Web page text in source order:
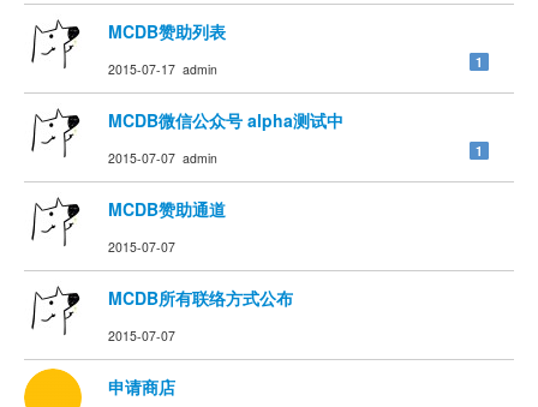
MCDB赞助列表
2015-07-17 admin 1
MCDB微信公众号 alpha测试中
2015-07-07 admin 1
MCDB赞助通道
2015-07-07
MCDB所有联络方式公布
2015-07-07
申请商店